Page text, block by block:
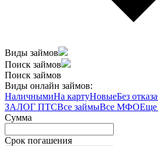
Виды займов
Поиск займов
Поиск займов
Виды онлайн займов:
НаличнымиНа картуНовыеБез отказа
ЗАЛОГ ПТСВсе займыВсе МФОЕще
Сумма
Срок погашения